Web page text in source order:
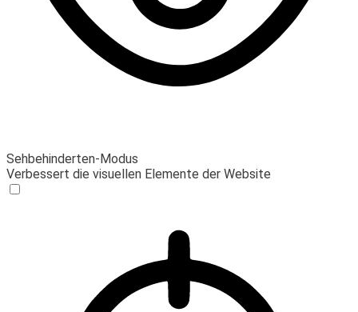
Sehbehinderten-Modus
Verbessert die visuellen Elemente der Website